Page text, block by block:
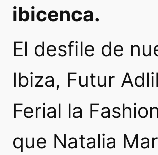
ibicenca.
El desfile de
Ibiza, Futur
Ferial la
que Natalia